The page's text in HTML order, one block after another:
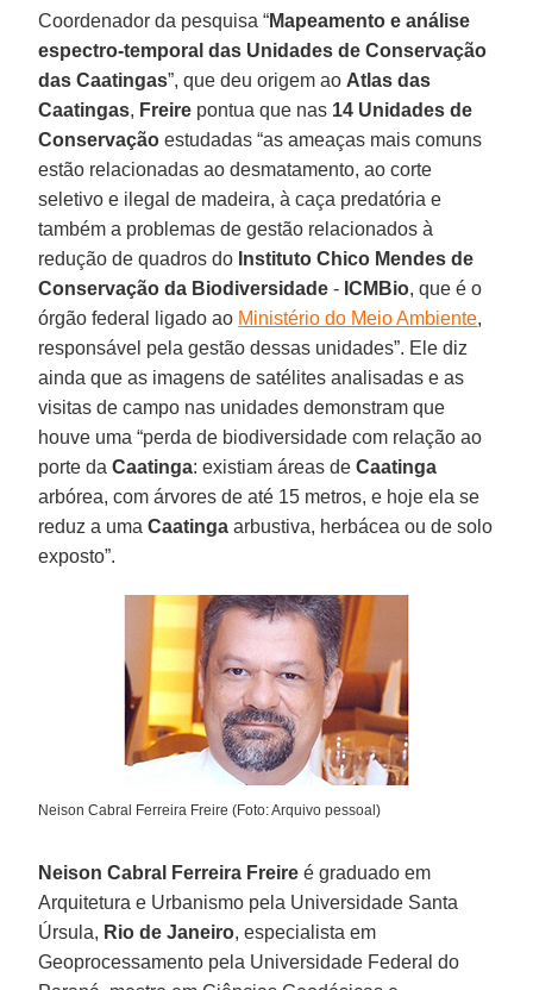
Coordenador da pesquisa “Mapeamento e análise
espectro-temporal das Unidades de Conservação
das Caatingas”, que deu origem ao Atlas das
Caatingas, Freire pontua que nas 14 Unidades de
Conservação estudadas “as ameaças mais comuns
estão relacionadas ao desmatamento, ao corte
seletivo e ilegal de madeira, à caça predatória e
também a problemas de gestão relacionados à
redução de quadros do Instituto Chico Mendes de
Conservação da Biodiversidade - ICMBio, que é o
órgão federal ligado ao Ministério do Meio Ambiente,
responsável pela gestão dessas unidades”. Ele diz
ainda que as imagens de satélites analisadas e as
visitas de campo nas unidades demonstram que
houve uma “perda de biodiversidade com relação ao
porte daCaatinga: existiam áreas deCaatinga
arbórea, com árvores de até 15 metros, e hoje ela se
reduz a umaCaatinga arbustiva, herbácea ou de solo
exposto”.
Neison Cabral Ferreira Freire (Foto: Arquivo pessoal)
Neison Cabral Ferreira Freire é graduado em
Arquitetura e Urbanismo pela Universidade Santa
Úrsula, Rio de Janeiro, especialista em
Geoprocessamento pela Universidade Federal do